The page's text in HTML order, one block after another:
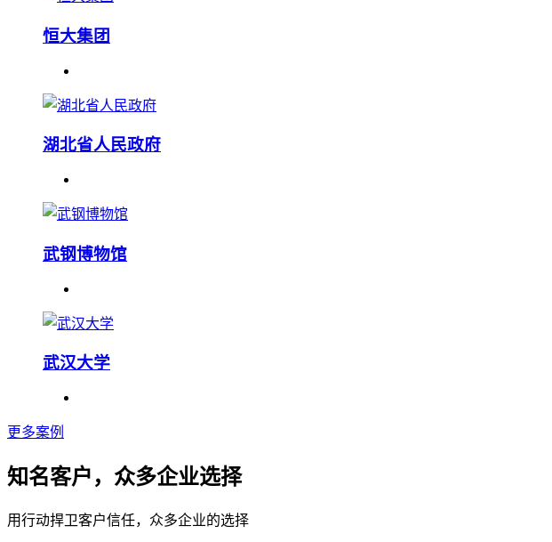
恒大集团
湖北省人民政府
武钢博物馆
武汉大学
更多案例
知名客户，众多企业选择
用行动捍卫客户信任，众多企业的选择